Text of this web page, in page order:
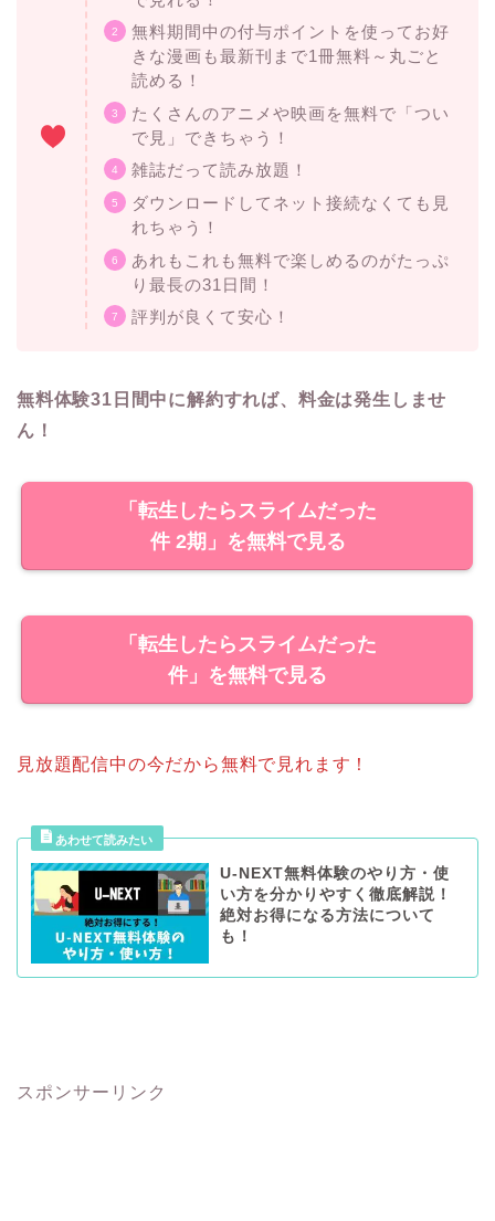
無料期間中の付与ポイントを使ってお好
きな漫画も最新刊まで1冊無料～丸ごと
読める！
たくさんのアニメや映画を無料で「つい
で見」できちゃう！
雑誌だって読み放題！
ダウンロードしてネット接続なくても見
れちゃう！
あれもこれも無料で楽しめるのがたっぷ
り最長の31日間！
評判が良くて安心！
無料体験31日間中に解約すれば、料金は発生しませ
ん！
「転生したらスライムだった
件 2期」を無料で見る
「転生したらスライムだった
件」を無料で見る
見放題配信中の今だから無料で見れます！
U-NEXT無料体験のやり方・使
い方を分かりやすく徹底解説！
絶対お得になる方法について
も！
スポンサーリンク